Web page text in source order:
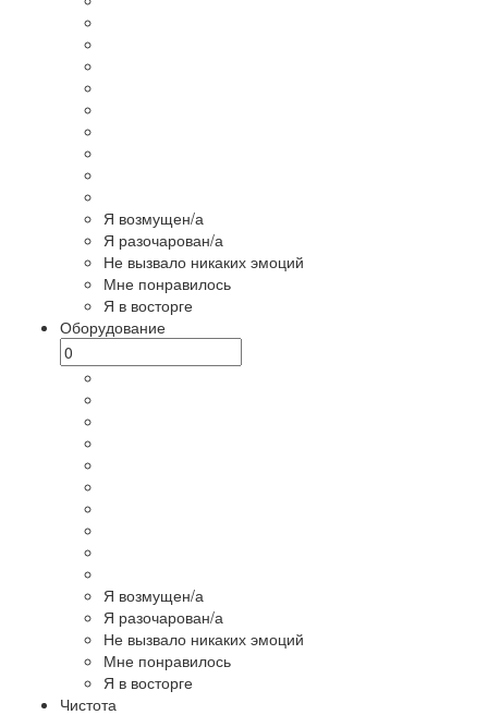
Я возмущен/а
Я разочарован/а
Не вызвало никаких эмоций
Мне понравилось
Я в восторге
Оборудование
Я возмущен/а
Я разочарован/а
Не вызвало никаких эмоций
Мне понравилось
Я в восторге
Чистота